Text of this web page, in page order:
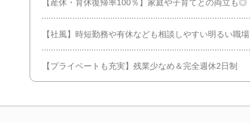
【産休・育休復帰率100％】家庭や子育てとの両立も◎
【社風】時短勤務や有休なども相談しやすい明るい職場
【プライベートも充実】残業少なめ＆完全週休2日制